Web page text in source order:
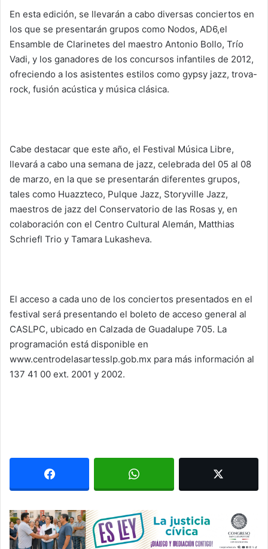
En esta edición, se llevarán a cabo diversas conciertos en
los que se presentarán grupos como Nodos, AD6,el
Ensamble de Clarinetes del maestro Antonio Bollo, Trío
Vadi, y los ganadores de los concursos infantiles de 2012,
ofreciendo a los asistentes estilos como gypsy jazz, trova-
rock, fusión acústica y música clásica.
Cabe destacar que este año, el Festival Música Libre,
llevará a cabo una semana de jazz, celebrada del 05 al 08
de marzo, en la que se presentarán diferentes grupos,
tales como Huazzteco, Pulque Jazz, Storyville Jazz,
maestros de jazz del Conservatorio de las Rosas y, en
colaboración con el Centro Cultural Alemán, Matthias
Schriefl Trio y Tamara Lukasheva.
El acceso a cada uno de los conciertos presentados en el
festival será presentando el boleto de acceso general al
CASLPC, ubicado en Calzada de Guadalupe 705. La
programación está disponible en
www.centrodelasartesslp.gob.mx para más información al
137 41 00 ext. 2001 y 2002.